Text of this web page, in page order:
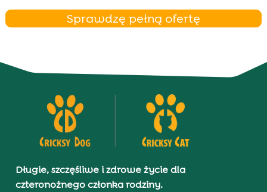
Sprawdzę pełną ofertę
Długie, szczęśliwe i zdrowe życie dla
czteronożnego członka rodziny.